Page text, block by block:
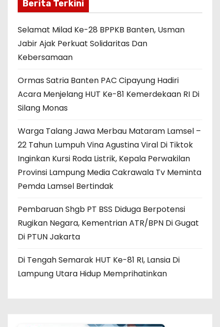
Berita Terkini
Selamat Milad Ke-28 BPPKB Banten, Usman
Jabir Ajak Perkuat Solidaritas Dan
Kebersamaan
Ormas Satria Banten PAC Cipayung Hadiri
Acara Menjelang HUT Ke-81 Kemerdekaan RI Di
Silang Monas
Warga Talang Jawa Merbau Mataram Lamsel –
22 Tahun Lumpuh Vina Agustina Viral Di Tiktok
Inginkan Kursi Roda Listrik, Kepala Perwakilan
Provinsi Lampung Media Cakrawala Tv Meminta
Pemda Lamsel Bertindak
Pembaruan Shgb PT BSS Diduga Berpotensi
Rugikan Negara, Kementrian ATR/BPN Di Gugat
Di PTUN Jakarta
Di Tengah Semarak HUT Ke-81 RI, Lansia Di
Lampung Utara Hidup Memprihatinkan